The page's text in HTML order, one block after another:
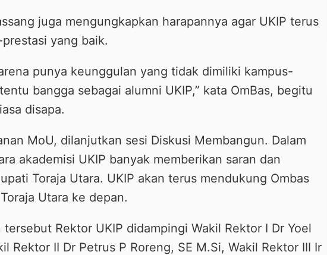
juga mengungkapkan harapannya agar UKIP terus
yang baik.
punya keunggulan yang tidak dimiliki kampus-
bangga sebagai alumni UKIP,” kata OmBas, begitu
disapa.
MoU, dilanjutkan sesi Diskusi Membangun. Dalam
akademisi UKIP banyak memberikan saran dan
Toraja Utara. UKIP akan terus mendukung Ombas
Utara ke depan.
tersebut Rektor UKIP didampingi Wakil Rektor I Dr Yoel
Rektor II Dr Petrus P Roreng, SE M.Si, Wakil Rektor III Ir